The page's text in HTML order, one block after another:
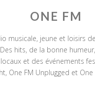
ONE FM
musicale, jeune et loisirs
hits, de la bonne
et des événements
One FM Unplugged et One